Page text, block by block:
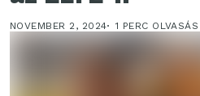
NOVEMBER 2, 2024 1 PERC OLVASÁS